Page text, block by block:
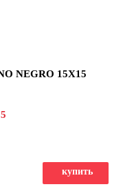
NEGRO 15X15
купить